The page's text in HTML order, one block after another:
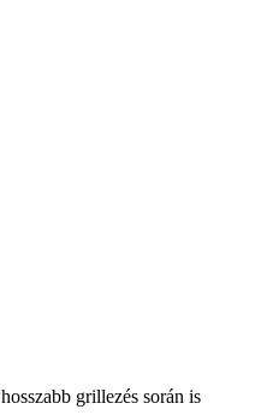
grillezés során is